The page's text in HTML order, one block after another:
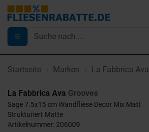
Startseite Marken La Fabbrica Ava
La Fabbrica Ava Grooves
Sage 7.5x15 cm Wandfliese Decor Mix Matt
Strukturiert Matte
Artikelnummer: 206009